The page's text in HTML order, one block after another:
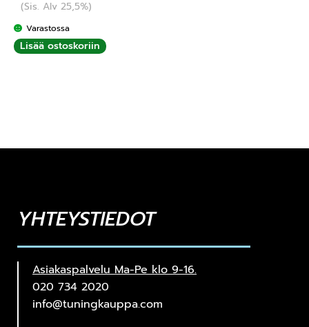
5.00/ 5
(Sis. Alv 25,5%)
Varastossa
Lisää ostoskoriin
YHTEYSTIEDOT
Asiakaspalvelu Ma-Pe klo 9-16.
020 734 2020
info@tuningkauppa.com